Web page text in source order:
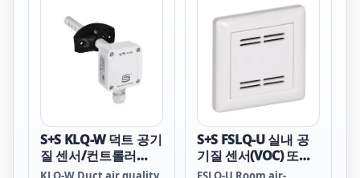
S+S KLQ-W 덕트 공기
질 센서/컨트롤러
(VOC)
S+S FSLQ-U 실내 공
기질 센서(VOC) 또는
측정 변환기